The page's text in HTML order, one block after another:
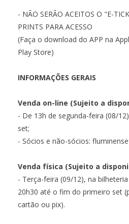
- NÃO SERÃO ACEITOS O "E-
PRINTS PARA ACESSO
(Faça o download do APP na
Play Store)
INFORMAÇÕES GERAIS
Venda on-line (Sujeito a
- De 13h de segunda-feira (08/
set;
- Sócios e não-sócios:
Venda física (Sujeito a
- Terça-feira (09/12), na
20h30 até o fim do primeiro set
cartão ou pix).